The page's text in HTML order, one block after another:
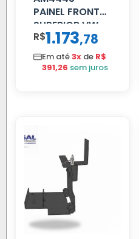
PAINEL FRONTAL
SUPERIOR VW
DELIVERY
R$1.173,78
Em até3x de R$
391,26 sem juros